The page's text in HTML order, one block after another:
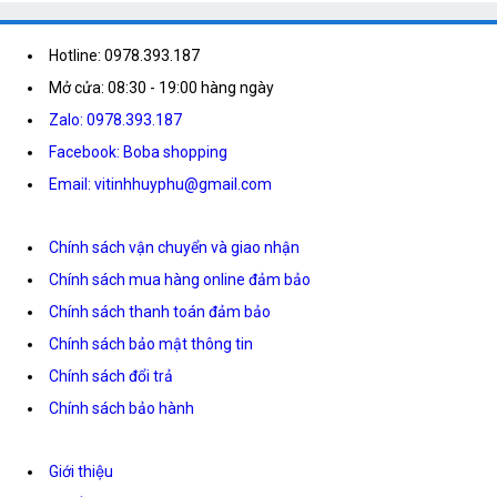
Hotline: 0978.393.187
Mở cửa: 08:30 - 19:00 hàng ngày
Zalo: 0978.393.187
Facebook: Boba shopping
Email: vitinhhuyphu@gmail.com
Chính sách vận chuyển và giao nhận
Chính sách mua hàng online đảm bảo
Chính sách thanh toán đảm bảo
Chính sách bảo mật thông tin
Chính sách đổi trả
Chính sách bảo hành
Giới thiệu